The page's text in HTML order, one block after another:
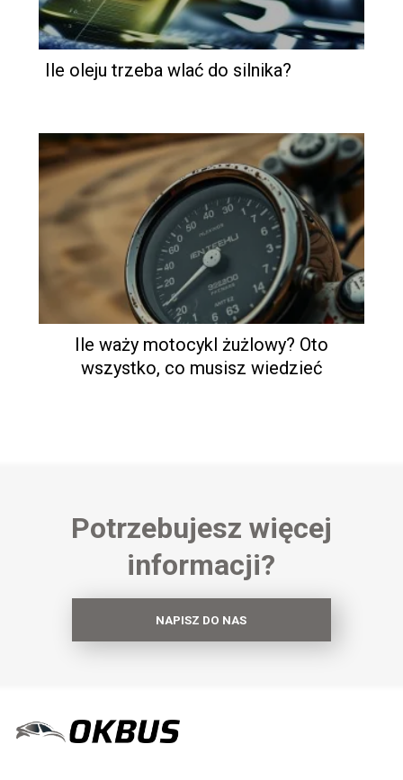
Ile oleju trzeba wlać do silnika?
Ile waży motocykl żużlowy? Oto
wszystko, co musisz wiedzieć
Potrzebujesz więcej
informacji?
NAPISZ DO NAS